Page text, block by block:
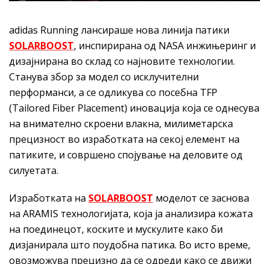
adidas Running лансираше нова линија патики
SOLARBOOST, инспирирана од NASA инжињеринг и
дизајнирана во склад со најновите технологии.
Станува збор за модел со исклучителни
перформанси, а се одликува со посебна TFP
(Tailored Fiber Placement) иновација која се однесува
на внимателно скроени влакна, милиметарска
прецизност во изработката на секој елемент на
патиките, и совршено спојување на деловите од
силуетата.
Изработката на SOLARBOOST моделот се заснова
на ARAMIS технологијата, која ја анализира кожата
на поединецот, коските и мускулите како би
дизјанирала што поудобна патика. Во исто време,
овозможува прецизно да се одреди како се движи